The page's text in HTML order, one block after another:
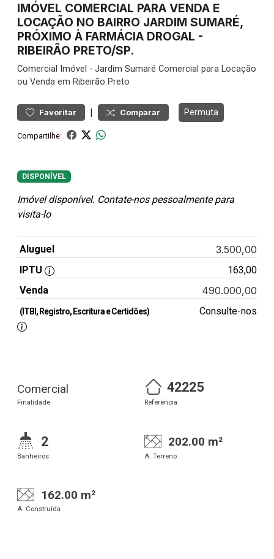
IMÓVEL COMERCIAL PARA VENDA E
LOCAÇÃO NO BAIRRO JARDIM SUMARÉ,
PRÓXIMO À FARMÁCIA DROGAL -
RIBEIRÃO PRETO/SP.
Comercial Imóvel - Jardim Sumaré Comercial para Locação
ou Venda em Ribeirão Preto
Favoritar | Comparar Permuta
Compartilhe:
DISPONÍVEL
Imóvel disponível. Contate-nos pessoalmente para
visita-lo
Aluguel 3.500,00
IPTU
163,00
Venda
490.000,00
(ITBI, Registro, Escritura e Certidões) Consulte-nos
Comercial
Finalidade
42225
Referência
2
Banheiros
202.00 m²
A. Terreno
162.00 m²
A. Construída